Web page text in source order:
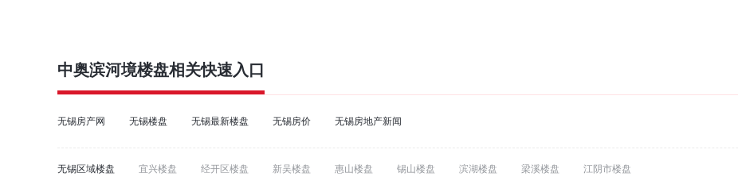
中奥滨河境楼盘相关快速入口
无锡房产网 无锡楼盘 无锡最新楼盘 无锡房价 无锡房地产新闻
无锡区域楼盘 宜兴楼盘 经开区楼盘 新吴楼盘 惠山楼盘 锡山楼盘 滨湖楼盘 梁溪楼盘 江阴市楼盘